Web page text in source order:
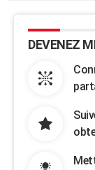
DEVENEZ